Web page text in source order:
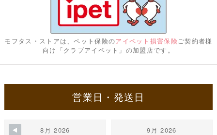
モフタス・ストアは、ペット保険のアイペット損害保険 ご契約者様
向け「クラブアイペット」の加盟店です。
営業日・発送日
8月 2026 9月 2026